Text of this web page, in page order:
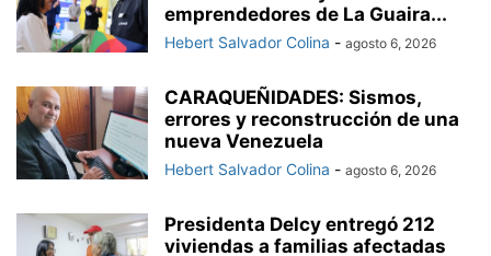
emprendedores de La Guaira...
Hebert Salvador Colina - agosto 6, 2026
CARAQUEÑIDADES: Sismos,
errores y reconstrucción de una
nueva Venezuela
Hebert Salvador Colina - agosto 6, 2026
Presidenta Delcy entregó 212
viviendas a familias afectadas